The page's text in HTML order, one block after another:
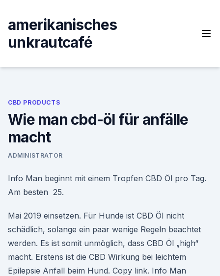
content
amerikanisches
unkrautcafé
CBD PRODUCTS
Wie man cbd-öl für anfälle
macht
ADMINISTRATOR
Info Man beginnt mit einem Tropfen CBD Öl pro Tag.
Am besten 25.
Mai 2019 einsetzen. Für Hunde ist CBD Öl nicht
schädlich, solange ein paar wenige Regeln beachtet
werden. Es ist somit unmöglich, dass CBD Öl „high“
macht. Erstens ist die CBD Wirkung bei leichtem
Epilepsie Anfall beim Hund. Copy link. Info Man